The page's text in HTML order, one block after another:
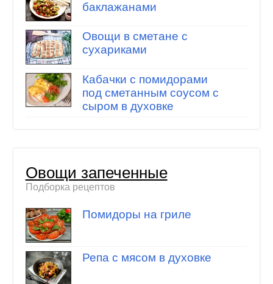
баклажанами
Овощи в сметане с
сухариками
Кабачки с помидорами
под сметанным соусом с
сыром в духовке
Овощи запеченные
Подборка рецептов
Помидоры на гриле
Репа с мясом в духовке